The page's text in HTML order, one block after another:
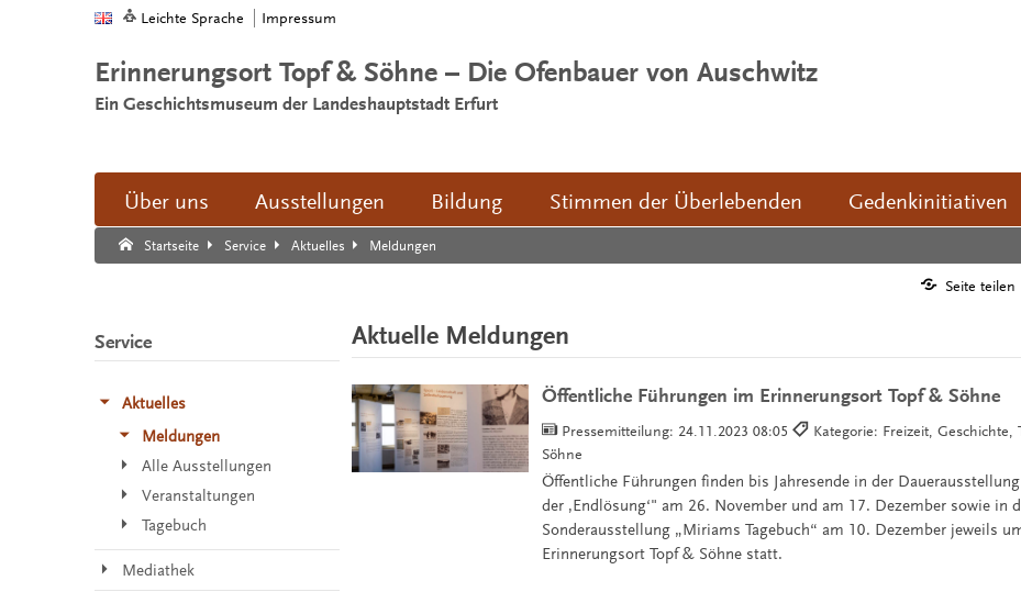
Leichte Sprache Impressum
Erinnerungsort Topf & Söhne – Die Ofenbauer von Auschwitz
Ein Geschichtsmuseum der Landeshauptstadt Erfurt
Über uns Ausstellungen Bildung Stimmen der Überlebenden Gedenkinitiativen
Startseite Service Aktuelles Meldungen
Suche:
Suche Ende.
Seite teilen
Aktuelle Meldungen
Öffentliche Führungen im Erinnerungsort Topf & Söhne
Pressemitteilung: 24.11.2023 08:05
Kategorie: Freizeit, Geschichte,
Söhne
Öffentliche Führungen finden bis Jahresende in der Dauerausstellung
der ,Endlösung‘" am 26. November und am 17. Dezember sowie in
Sonderausstellung „Miriams Tagebuch“ am 10. Dezember jeweils
Erinnerungsort Topf & Söhne statt.
Service
Aktuelles
Meldungen
Alle Ausstellungen
Veranstaltungen
Tagebuch
Mediathek